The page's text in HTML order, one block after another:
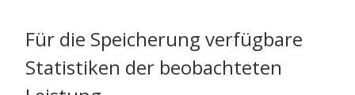
Für die Speicherung verfügbare
Statistiken der beobachteten